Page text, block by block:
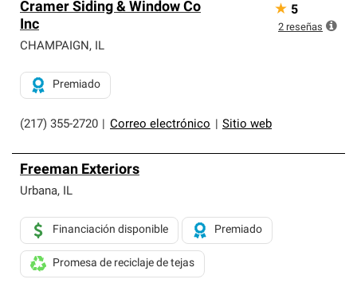
Corning constituyen el nivel superior de nuestra red
exclusiva y cumplen con estándares estrictos de
profesionalismo, confiabilidad y destreza incomparable.
sistemas de techos.
Cramer Siding & Window Co
Inc
CHAMPAIGN, IL
(217) 355-2720 Correo electrónico Sitio web
Premiado
★ 5
2 reseñas
Freeman Exteriors
Urbana, IL
Financiación disponible Premiado
Promesa de reciclaje de tejas